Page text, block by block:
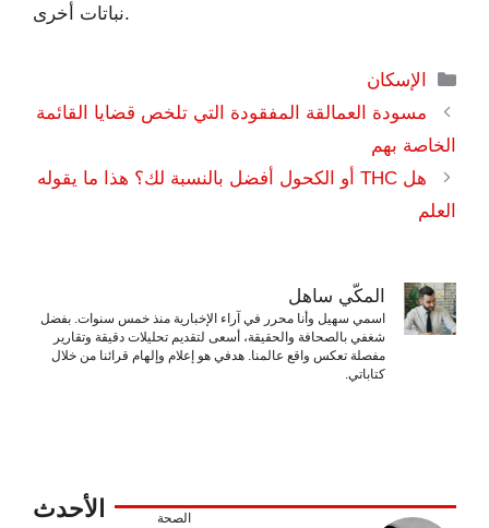
نباتات أخرى.
التصنيفات
الإسكان
مسودة العمالقة المفقودة التي تلخص قضايا القائمة
الخاصة بهم
هل THC أو الكحول أفضل بالنسبة لك؟ هذا ما يقوله
العلم
المكّي ساهل
اسمي سهيل وأنا محرر في آراء الإخبارية منذ خمس سنوات. بفضل
شغفي بالصحافة والحقيقة، أسعى لتقديم تحليلات دقيقة وتقارير
مفصلة تعكس واقع عالمنا. هدفي هو إعلام وإلهام قرائنا من خلال
كتاباتي.
الأحدث الصحة